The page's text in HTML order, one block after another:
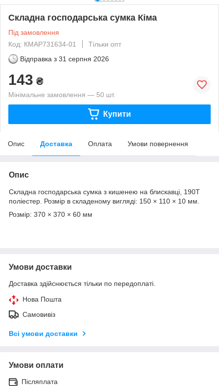
Складна господарська сумка Кіма
Під замовлення
Код: КМAP731634-01
Тільки опт
Відправка з 31 серпня 2026
143 ₴
Мінімальне замовлення — 50 шт.
Купити
Опис Доставка Оплата Умови повернення
Опис
Складна господарська сумка з кишенею на блискавці, 190T
поліестер. Розмір в складеному вигляді: 150 × 110 × 10 мм.
Розмір: 370 × 370 × 60 мм
Умови доставки
Доставка здійснюється тільки по передоплаті.
Нова Пошта
Самовивіз
Всі умови доставки
Умови оплати
Післяплата